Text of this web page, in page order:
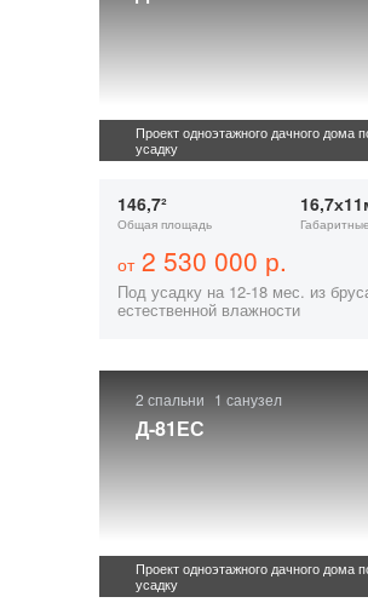
Проект одноэтажного дачного дома
усадку
146,7²
Общая площадь
от2 530 000 р.
Под усадку на 12-18 мес. из
естественной влажности
2 спальни 1 санузел
Д-81ЕС
Проект одноэтажного дачного дома
усадку